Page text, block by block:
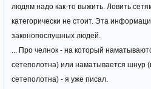
людям надо как-то выжить. Ловить
категорически не стоит. Эта
законопослушных людей.
... Про челнок - на который
сетеполотна) или наматывается шнур
сетеполотна) - я уже писал.